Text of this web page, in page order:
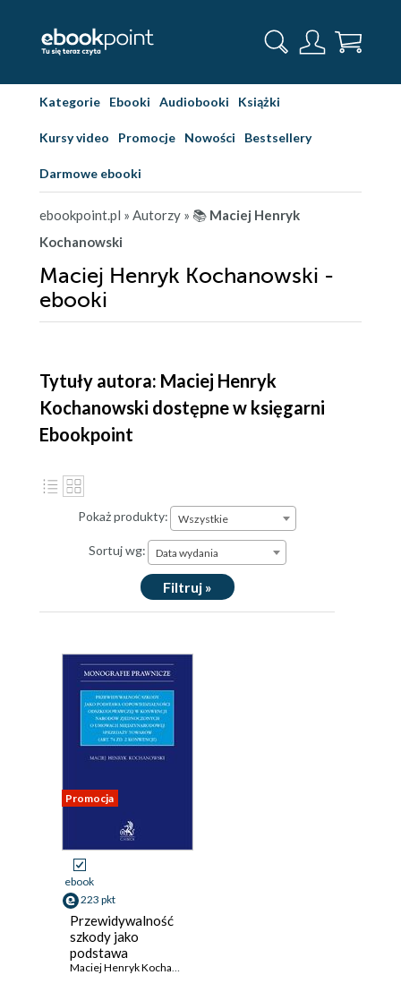
Kategorie Ebooki Audiobooki Książki
Kursy video Promocje Nowości Bestsellery
Darmowe ebooki
ebookpoint.pl » Autorzy » 📚 Maciej Henryk
Kochanowski
Maciej Henryk Kochanowski -
ebooki
Tytuły autora: Maciej Henryk
Kochanowski dostępne w księgarni
Ebookpoint
Pokaż produkty: Wszystkie
Sortuj wg: Data wydania
Filtruj »
Promocja
ebook
223 pkt
Przewidywalność
szkody jako
podstawa
odpowiedzialności
Maciej Henryk Kochanowski